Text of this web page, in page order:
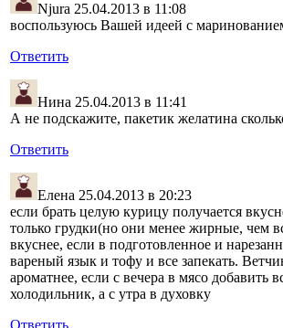
Njura 25.04.2013 в 11:08
воспользуюсь Вашей идеей с
Ответить
Нина 25.04.2013 в 11:41
А не подскажите, пакетик желатина
Ответить
Елена 25.04.2013 в 20:23
если брать целую курицу получается
только грудки(но они менее жирные, чем
вкуснее, если в подготовленное и
вареный язык и тофу и все запекать.
ароматнее, если с вечера в мясо добавить
холодильник, а с утра в духовку